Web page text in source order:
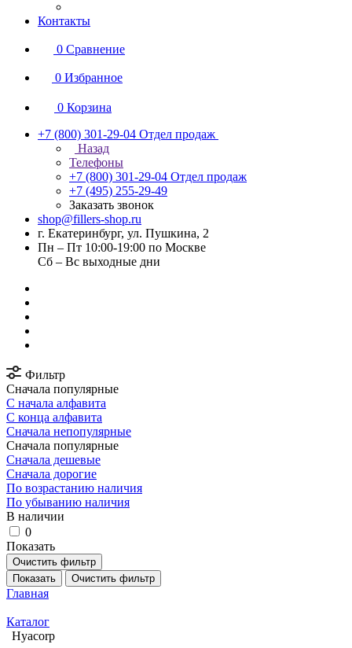
Контакты
0 Сравнение
0 Избранное
0 Корзина
+7 (800) 301-29-04 Отдел продаж
Назад
Телефоны
+7 (800) 301-29-04 Отдел продаж
+7 (495) 255-29-49
Заказать звонок
shop@fillers-shop.ru
г. Екатеринбург, ул. Пушкина, 2
Пн – Пт 10:00-19:00 по Москве
Сб – Вс выходные дни
Фильтр
Сначала популярные
С начала алфавита
С конца алфавита
Сначала непопулярные
Сначала популярные
Сначала дешевые
Сначала дорогие
По возрастанию наличия
По убыванию наличия
В наличии
0
Показать
Очистить фильтр
Показать
Очистить фильтр
Главная
Каталог
Hyacorp